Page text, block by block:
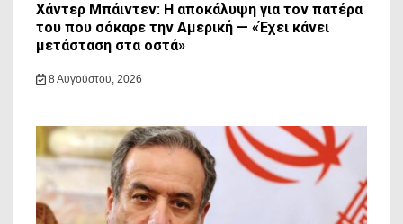
Χάντερ Μπάιντεν: Η αποκάλυψη για τον πατέρα
του που σόκαρε την Αμερική — «Έχει κάνει
μετάσταση στα οστά»
8 Αυγούστου, 2026